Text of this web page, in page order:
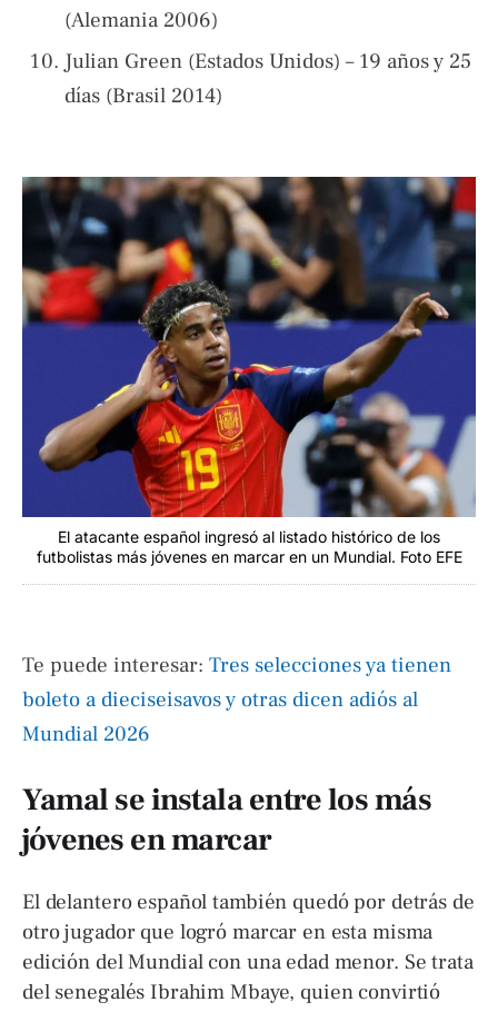
(Alemania 2006)
Julian Green (Estados Unidos) – 19 años y 25
días (Brasil 2014)
El atacante español ingresó al listado histórico de los
futbolistas más jóvenes en marcar en un Mundial. Foto EFE
Te puede interesar: Tres selecciones ya tienen
boleto a dieciseisavos y otras dicen adiós al
Mundial 2026
Yamal se instala entre los más
jóvenes en marcar
El delantero español también quedó por detrás de
otro jugador que logró marcar en esta misma
edición del Mundial con una edad menor. Se trata
del senegalés Ibrahim Mbaye, quien convirtió